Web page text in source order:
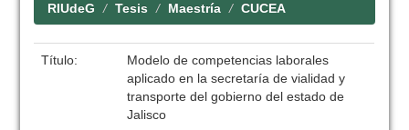
RIUdeG Tesis Maestría CUCEA
Título:
Modelo de competencias laborales
aplicado en la secretaría de vialidad y
transporte del gobierno del estado de
Jalisco